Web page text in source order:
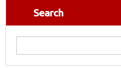
Search